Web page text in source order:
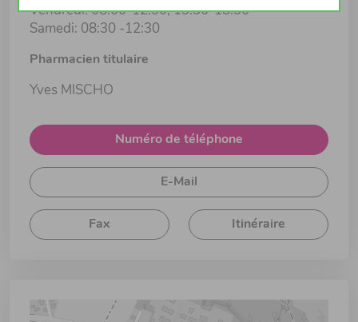
Vendredi: 08:00-12:30, 13:30-18:30
Samedi: 08:30 -12:30
Pharmacien titulaire
Yves MISCHO
Numéro de téléphone
E-Mail
Fax Itinéraire